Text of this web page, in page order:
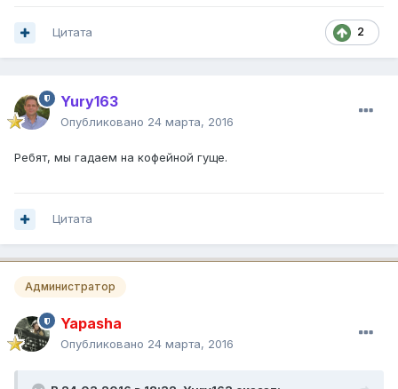
2
Цитата
Yury163
Опубликовано 24 марта, 2016
Ребят, мы гадаем на кофейной гуще.
Цитата
Администратор
Yapasha
Опубликовано 24 марта, 2016